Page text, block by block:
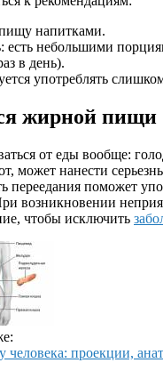
напитками.
есть небольшими
в день).
употреблять
жирной пищи
от еды вообще:
может нанести
переедания поможет
возникновении
чтобы исключить
человека: проекции,